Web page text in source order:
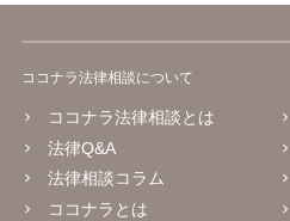
ココナラ法律相談について
ココナラ法律相談とは
法律Q&A
法律相談コラム
ココナラとは